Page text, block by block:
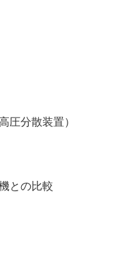
分散装置）
の比較